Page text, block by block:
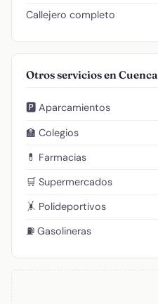
Callejero completo
Otros servicios en Cuenca
🅿️ Aparcamientos
🏫 Colegios
💊 Farmacias
🛒 Supermercados
🤸 Polideportivos
⛽ Gasolineras